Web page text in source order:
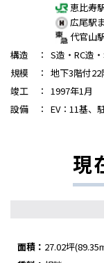
恵比寿
広尾駅
代官山
構造
： S造・RC造
規模
： 地下3階付22
竣工
： 1997年1月
設備
： EV：11基、
現
面積： 27.02坪